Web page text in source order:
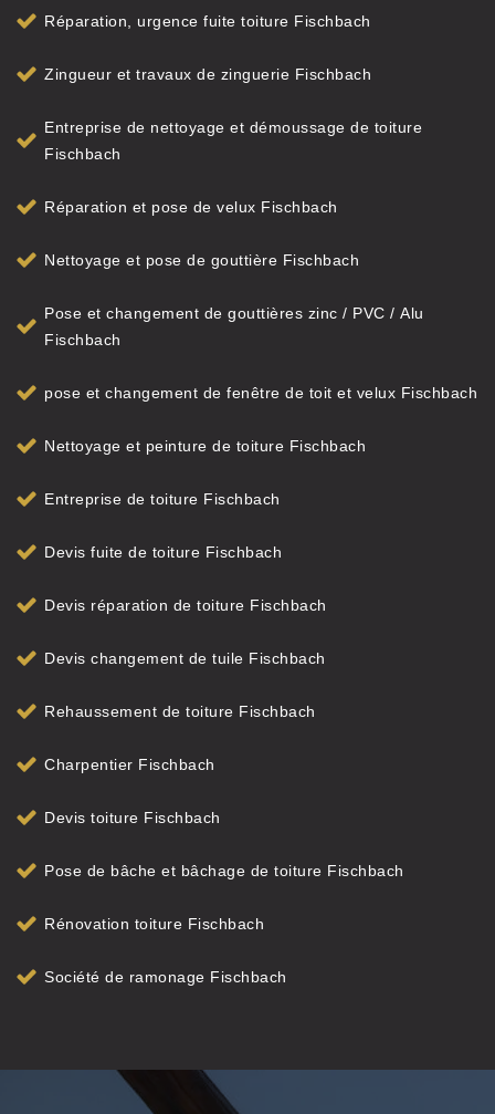
Réparation, urgence fuite toiture Fischbach
Zingueur et travaux de zinguerie Fischbach
Entreprise de nettoyage et démoussage de toiture
Fischbach
Réparation et pose de velux Fischbach
Nettoyage et pose de gouttière Fischbach
Pose et changement de gouttières zinc / PVC / Alu
Fischbach
pose et changement de fenêtre de toit et velux Fischbach
Nettoyage et peinture de toiture Fischbach
Entreprise de toiture Fischbach
Devis fuite de toiture Fischbach
Devis réparation de toiture Fischbach
Devis changement de tuile Fischbach
Rehaussement de toiture Fischbach
Charpentier Fischbach
Devis toiture Fischbach
Pose de bâche et bâchage de toiture Fischbach
Rénovation toiture Fischbach
Société de ramonage Fischbach